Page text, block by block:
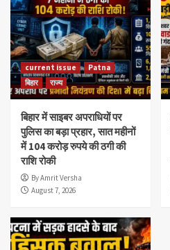
current issue
Patna
बिहार
राज्य
बिहार में साइबर अपराधियों पर
पुलिस का बड़ा प्रहार, सात महीनों
में 104 करोड़ रुपये की ठगी की
राशि रोकी
By Amrit Versha
August 7, 2026